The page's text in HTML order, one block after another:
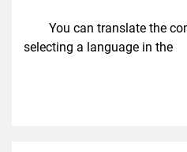
You can translate the
selecting a language in